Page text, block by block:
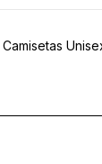
,Camisetas